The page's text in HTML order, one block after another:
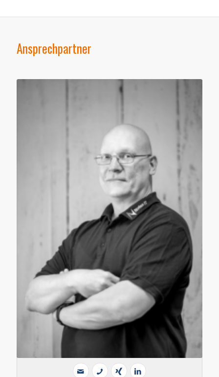
Ansprechpartner